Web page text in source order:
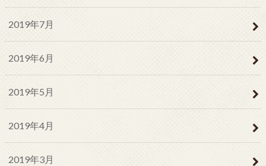
2019年7月
2019年6月
2019年5月
2019年4月
2019年3月